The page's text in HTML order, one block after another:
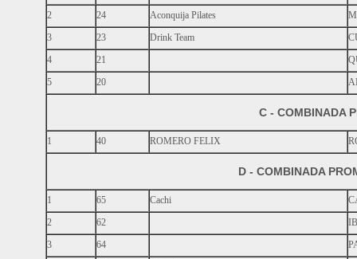
2
24 Aconquija Pilates
3
23 Drink Team
4
21
5
20
C - COMBINADA
1 40 ROMERO FELIX
D - COMBINADA
1 65 Cachi
2
62
3
64